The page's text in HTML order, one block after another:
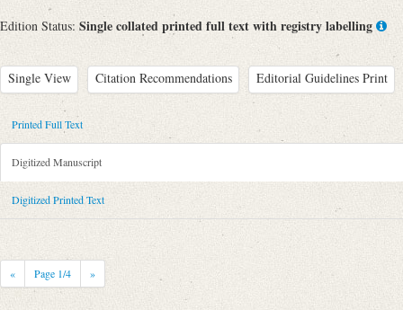
Edition Status: Single collated printed full text with registry labelling
Single View Citation Recommendations Editorial Guidelines Print
Metadata Concerning Header
Sender: Karl Friedrich Alexander von Arnswaldt
Recipient: August Wilhelm von Schlegel
Place of Dispatch: Hannover
Place of Destination: Göttingen
Notations: Empfangsort erschlossen.
Printed Text
Printed Full Text
Digitized Manuscript
Digitized Printed Text
« Page 1/4 »